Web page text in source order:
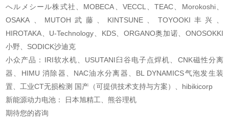
へルメシール株式社、MOBECA、VECCL、TEAC、Morokoshi、
OSAKA、MUTOH武藤、KINTSUNE、TOYOOKI丰兴、
HIROTAKA、U-Technology、KDS、ORGANO奥加诺、ONOSOKKI
小野、SODICK沙迪克
小众产品：IRI软水机、USUTANI臼谷电子点焊机、CNK磁性分离
器、HIMU 消除器、NAC油水分离器、BL DYNAMICS气泡发生装
置、工业CT无损检测 国产（可提供技术支持与方案）、hibikicorp
新能源动力电池： 日本旭精工、熊谷理机
期待您的咨询